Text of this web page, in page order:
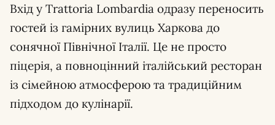
Вхід у Trattoria Lombardia одразу переносить
гостей із гамірних вулиць Харкова до
сонячної Північної Італії. Це не просто
піцерія, а повноцінний італійський ресторан
із сімейною атмосферою та традиційним
підходом до кулінарії.